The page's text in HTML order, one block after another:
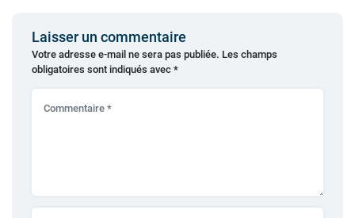
Laisser un commentaire
Votre adresse e-mail ne sera pas publiée. Les champs
obligatoires sont indiqués avec *